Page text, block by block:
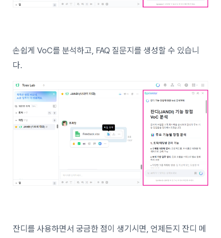
손쉽게 VoC를 분석하고, FAQ 질문지를 생성할 수 있습니
다.
잔디를 사용하면서 궁금한 점이 생기시면, 언제든지 잔디 메